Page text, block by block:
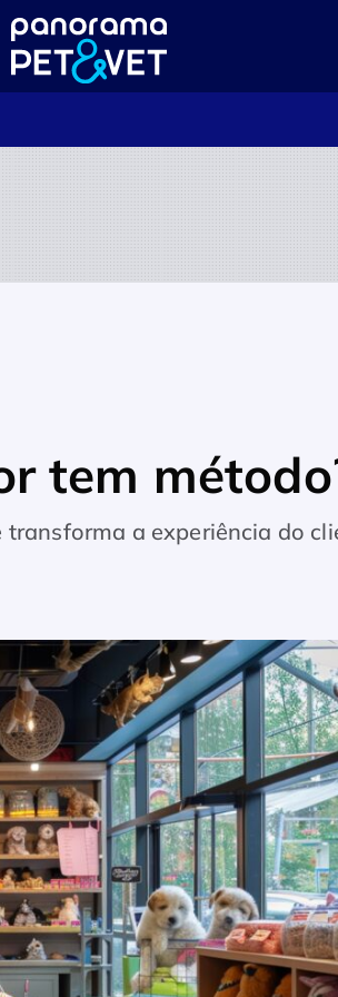
tem
transforma a experiência do